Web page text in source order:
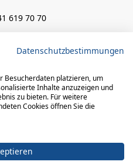
619 70 70
Datenschutzbestimmungen
Besucherdaten platzieren, um
Inhalte anzuzeigen und
zu bieten. Für weitere
Cookies öffnen Sie die